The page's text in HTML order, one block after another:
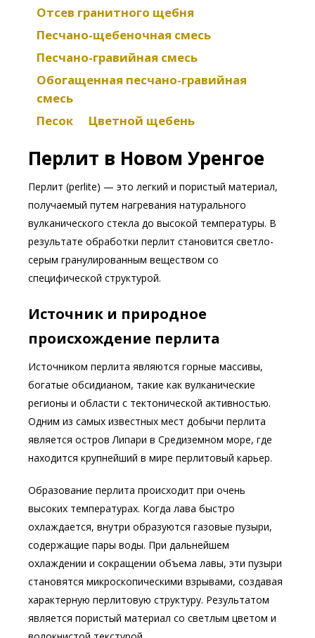
Отсев гранитного щебня
Песчано-щебеночная смесь
Песчано-гравийная смесь
Обогащенная песчано-гравийная
смесь
Песок
Цветной щебень
Перлит в Новом Уренгое
Перлит (perlite) — это легкий и пористый материал,
получаемый путем нагревания натурального
вулканического стекла до высокой температуры. В
результате обработки перлит становится светло-
серым гранулированным веществом со
специфической структурой.
Источник и природное
происхождение перлита
Источником перлита являются горные массивы,
богатые обсидианом, такие как вулканические
регионы и области с тектонической активностью.
Одним из самых известных мест добычи перлита
является остров Липари в Средиземном море, где
находится крупнейший в мире перлитовый карьер.
Образование перлита происходит при очень
высоких температурах. Когда лава быстро
охлаждается, внутри образуются газовые пузыри,
содержащие пары воды. При дальнейшем
охлаждении и сокращении объема лавы, эти пузыри
становятся микроскопическими взрывами, создавая
характерную перлитовую структуру. Результатом
является пористый материал со светлым цветом и